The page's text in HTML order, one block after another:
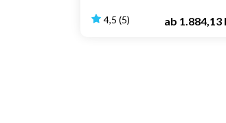
4,5 (5) ab 1.884,13